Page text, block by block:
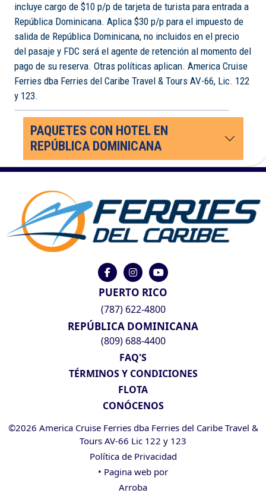
incluye cargo de $10 p/p de tarjeta de turista para entrada a
República Dominicana. Aplica $30 p/p para el impuesto de
salida de República Dominicana, no incluidos en el precio
del pasaje y FDC será el agente de retención al momento del
pago de su reserva. Otras políticas aplican. America Cruise
Ferries dba Ferries del Caribe Travel & Tours AV-66, Lic. 122
y 123.
PAQUETES CON HOTEL EN
REPÚBLICA DOMINICANA
PUERTO RICO
(787) 622-4800
REPÚBLICA DOMINICANA
(809) 688-4400
FAQ'S
TÉRMINOS Y CONDICIONES
FLOTA
CONÓCENOS
©2026 America Cruise Ferries dba Ferries del Caribe Travel &
Tours AV-66 Lic 122 y 123
Política de Privacidad
• Pagina web por
Arroba